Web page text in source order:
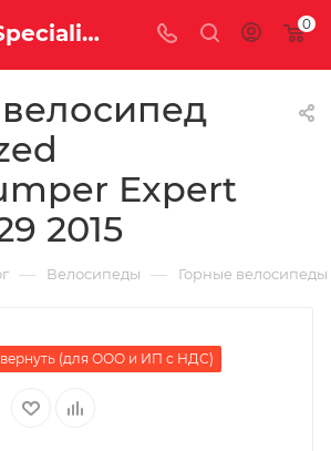
Купить Specialized Stumpjumper Expert Carbon 29 2015 за рублей, а со скидкой 0
Expert
2015
— Велосипеды — Горные велосипеды
(для ООО и ИП с НДС)